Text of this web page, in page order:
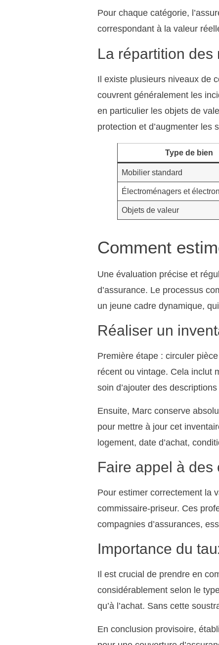
Pour chaque catégorie,
correspondant à la valeur
La répartition
Il existe plusieurs niveaux de
couvrent généralement les
en particulier les objets de
protection et d’augmenter les
Type de bien
Mobilier standard
Électroménagers et
Objets de valeur
Comment
Une évaluation précise et
d’assurance. Le processus
un jeune cadre dynamique,
Réaliser un
Première étape : circuler
récent ou vintage. Cela inclut
soin d’ajouter des
Ensuite, Marc conserve
pour mettre à jour cet
logement, date d’achat,
Faire appel à
Pour estimer correctement la
commissaire-priseur. Ces
compagnies d’assurances,
Importance du
Il est crucial de prendre en
considérablement selon le
qu’à l’achat. Sans cette
En conclusion provisoire,